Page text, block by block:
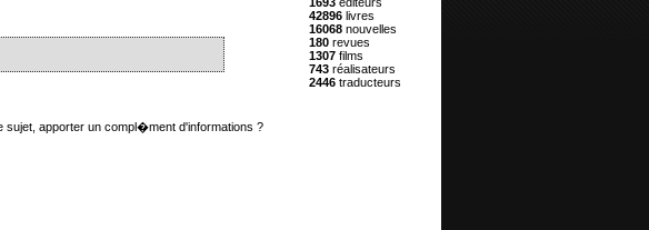
sujet, apporter un compl�ment d'informations ?
42896 livres
16068 nouvelles
180 revues
1307 films
743 réalisateurs
2446 traducteurs